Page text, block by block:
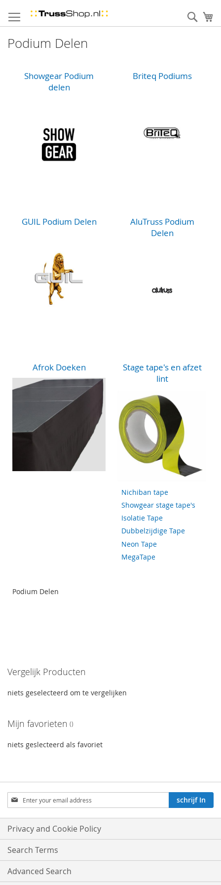
to
Content
Podium Delen
Showgear Podium
delen
Briteq Podiums
GUIL Podium Delen
AluTruss Podium
Delen
Afrok Doeken
Stage tape's en afzet
lint
Nichiban tape
Showgear stage tape's
Isolatie Tape
Dubbelzijdige Tape
Neon Tape
MegaTape
Podium Delen
Vergelijk Producten
niets geselecteerd om te vergelijken
Mijn favorieten
niets geslecteerd als favoriet
Aboneren
op
onze
nieuwsbrief:
schrijf In
Privacy and Cookie Policy
Search Terms
Advanced Search